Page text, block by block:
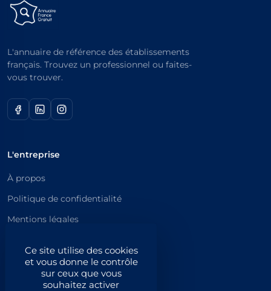
Ce site utilise des cookies
et vous donne le contrôle
sur ceux que vous
souhaitez activer
L'annuaire de référence des établissements
français. Trouvez un professionnel ou faites-
vous trouver.
L'entreprise
À propos
Politique de confidentialité
Mentions légales
Catégories principales
Catégories